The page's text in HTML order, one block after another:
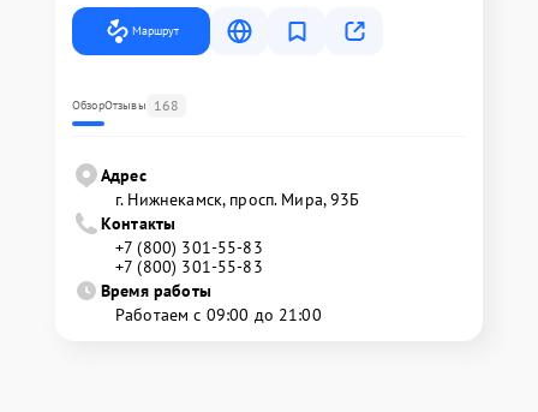
Маршрут
ОбзорОтзывы 168
Адрес
г. Нижнекамск, просп. Мира, 93Б
Контакты
+7 (800) 301-55-83
+7 (800) 301-55-83
Время работы
Работаем с 09:00 до 21:00